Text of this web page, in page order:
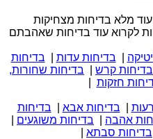
מלא בדיחות מצחיקות
לקרוא עוד בדיחות שאהבתם
בדיחות עדות
בדיחות
בדיחות קרש
בדיחות שחורות,
חזקות
בדיחות אבא
בדיחות
אהבה בדיחות משוגעים
בדיחות סבתא